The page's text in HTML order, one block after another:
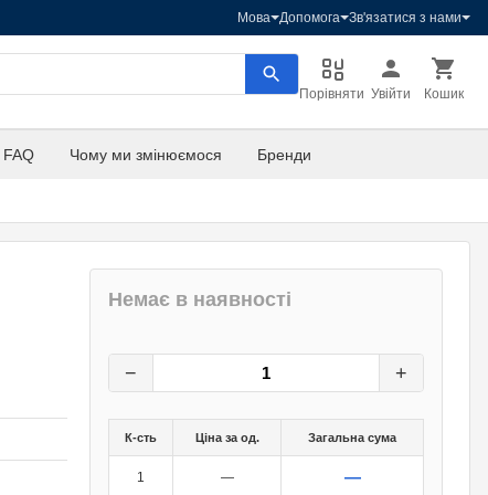
Мова Допомога Зв'язатися з нами
Порівняти Увійти Кошик
FAQ Чому ми змінюємося Бренди
Немає в наявності
− +
К-сть Ціна за од. Загальна сума
1 — —